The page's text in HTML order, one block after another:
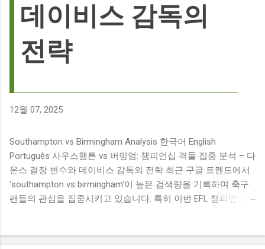
데이비스 감독의
전략
12월 07, 2025
Southampton vs Birmingham Analysis 한국어 English
Português 사우스햄튼 vs 버밍엄: 챔피언십 격돌 집중 분석 – 다
운스 결장 변수와 데이비스 감독의 전략 최근 구글 트렌드에서
'southampton vs birmingham'이 높은 검색량을 기록하며 축구
팬들의 관심을 집중시키고 있습니다. 특히 이번 EFL 챔피언십